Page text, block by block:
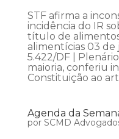
STF afirma a
incidência do IR
título de
alimentícias 03
5.422/DF |
maioria, conferiu
Constituição ao art.
Agenda da
por SCMD